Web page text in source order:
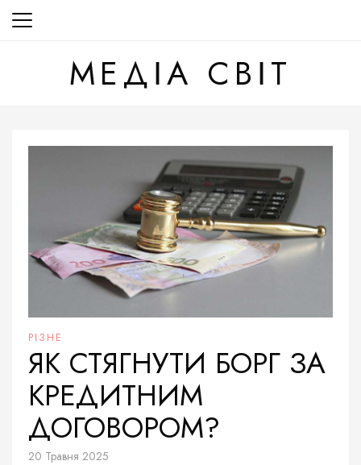
Перейти
до
МЕДІА СВІТ
РІЗНЕ
ЯК СТЯГНУТИ БОРГ ЗА
КРЕДИТНИМ
ДОГОВОРОМ?
20 Травня 2025